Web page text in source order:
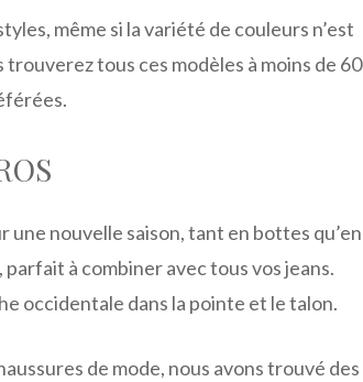
même si la variété de couleurs n’est
tous ces modèles à moins de 60
nouvelle saison, tant en bottes qu’en
, parfait à combiner avec tous vos jeans.
occidentale dans la pointe et le talon.
de mode, nous avons trouvé des